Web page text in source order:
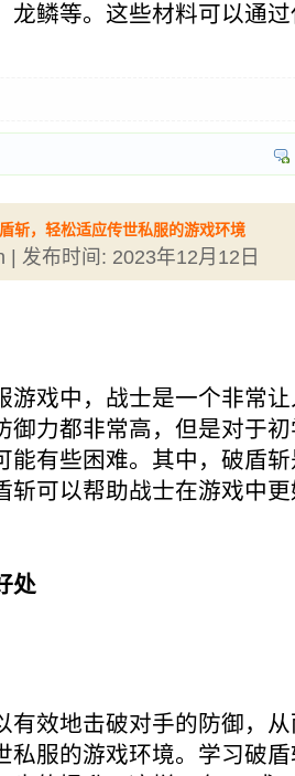
龙鳞等。这些材料可以通
斩，轻松适应传世私服的游戏环境
| 发布时间: 2023年12月12日
戏中，战士是一个非常让
御力都非常高，但是对于
能有些困难。其中，破盾
斩可以帮助战士在游戏中
处
效地击破对手的防御，从
私服的游戏环境。学习破